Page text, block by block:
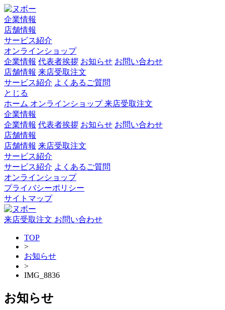
企業情報
店舗情報
サービス紹介
オンラインショップ
企業情報 代表者挨拶 お知らせ お問い合わせ
店舗情報 来店受取注文
サービス紹介 よくあるご質問
とじる
ホーム オンラインショップ来店受取注文
企業情報
企業情報 代表者挨拶 お知らせ お問い合わせ
店舗情報
店舗情報 来店受取注文
サービス紹介
サービス紹介 よくあるご質問
オンラインショップ
プライバシーポリシー
サイトマップ
来店受取注文 お問い合わせ
TOP
>
お知らせ
>
IMG_8836
お知らせ